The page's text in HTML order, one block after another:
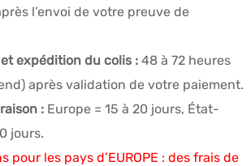
l’envoi de votre preuve de
expédition du colis : 48 à 72 heures
après validation de votre paiement.
: Europe = 15 à 20 jours, État-
jours.
pour les pays d’EUROPE : des frais de